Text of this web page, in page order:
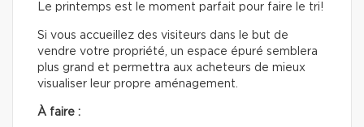
Le printemps est le moment parfait pour faire le tri!
Si vous accueillez des visiteurs dans le but de
vendre votre propriété, un espace épuré semblera
plus grand et permettra aux acheteurs de mieux
visualiser leur propre aménagement.
À faire :